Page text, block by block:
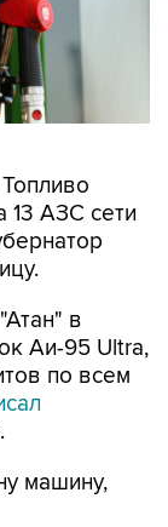
13 АЗС сети
в
Аи-95 Ultra,
по всем
машину,